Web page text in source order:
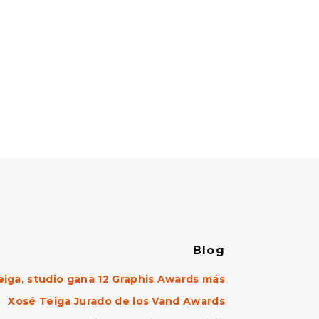
Blog
studio gana 12 Graphis Awards más
Xosé Teiga Jurado de los Vand Awards